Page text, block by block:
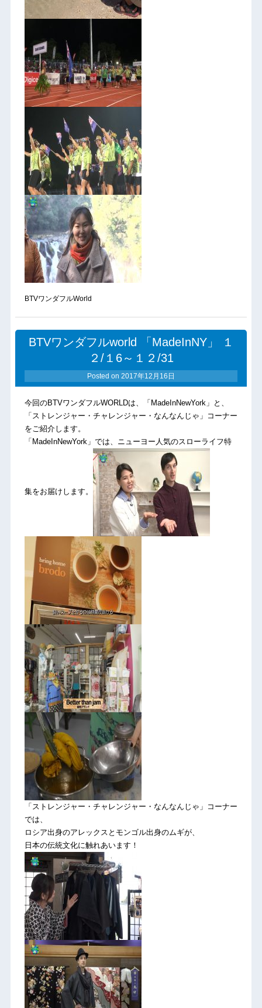
BTVワンダフルWorld
BTVワンダフルworld 「MadeInNY」 １
２/１6～１２/31
Posted on 2017年12月16日
今回のBTVワンダフルWORLDは、「MadeInNewYork」と、
「ストレンジャー・チャレンジャー・なんなんじゃ」コーナー
をご紹介します。
「MadeInNewYork」では、ニューヨー人気のスローライフ特
集をお届けします。
「ストレンジャー・チャレンジャー・なんなんじゃ」コーナー
では、
ロシア出身のアレックスとモンゴル出身のムギが、
日本の伝統文化に触れあいます！